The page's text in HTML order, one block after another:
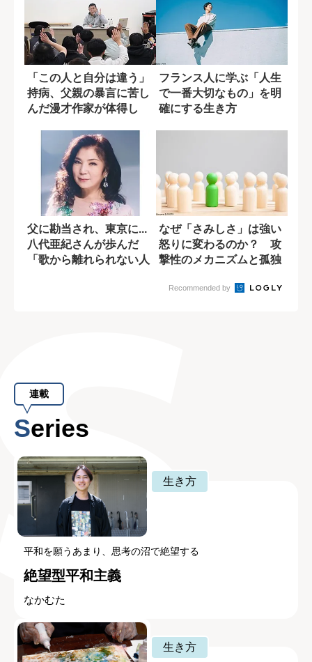
「この人と自分は違う」
持病、父親の暴言に苦し
んだ漫才作家が体得し
フランス人に学ぶ「人生
で一番大切なもの」を明
確にする生き方
父に勘当され、東京に...
八代亜紀さんが歩んだ
「歌から離れられない人
なぜ「さみしさ」は強い
怒りに変わるのか？ 攻
撃性のメカニズムと孤独
Recommended by
連載
Series
生き方
平和を願うあまり、思考の沼で絶望する
絶望型平和主義
なかむた
生き方